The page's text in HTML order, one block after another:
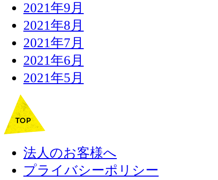
2021年9月
2021年8月
2021年7月
2021年6月
2021年5月
法人のお客様へ
プライバシーポリシー